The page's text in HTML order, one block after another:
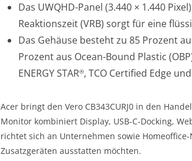
Das UWQHD-Panel (3.440 × 1.440
Reaktionszeit (VRB) sorgt für eine
Das Gehäuse besteht zu 85 Prozent
Prozent aus Ocean-Bound Plastic
ENERGY STAR®, TCO Certified Edge
Acer bringt den Vero CB343CURJ0 in den
Monitor kombiniert Display, USB-C-Docking,
richtet sich an Unternehmen sowie
Zusatzgeräten ausstatten möchten.